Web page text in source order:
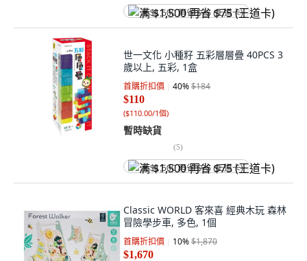
满 $1,500 再省 $75 (王道卡)
世一文化 小種籽 五彩層層疊 40PCS 3
歲以上, 五彩, 1盒
首購折扣價 40%$184
$110
($110.00/1個)
暫時缺貨
(5)
满 $1,500 再省 $75 (王道卡)
Classic WORLD 客來喜 經典木玩 森林
冒險學步車, 多色, 1個
首購折扣價 10%$1,870
$1,670